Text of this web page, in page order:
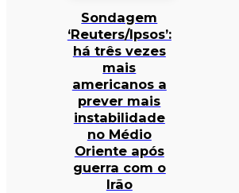
Sondagem
‘Reuters/Ipsos’:
há três vezes
mais
americanos a
prever mais
instabilidade
no Médio
Oriente após
guerra com o
Irão